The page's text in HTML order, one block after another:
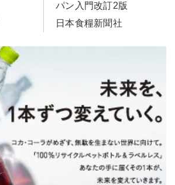
パン入門改訂2版
日本食糧新聞社